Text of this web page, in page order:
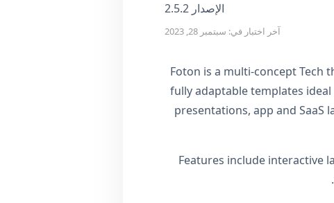
الإصدار 2.5.2
آخر اختبار في: سبتمبر 28, 2023
Foton is a multi-concept Tech
fully adaptable templates
presentations, app and SaaS
Features include interactive